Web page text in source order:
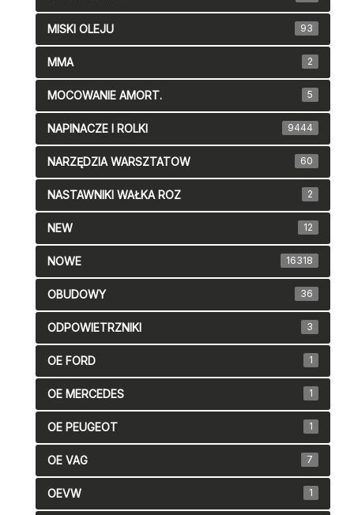
MISKI OLEJU 93
MMA 2
MOCOWANIE AMORT. 5
NAPINACZE I ROLKI 9444
NARZĘDZIA WARSZTATOW 60
NASTAWNIKI WAŁKA ROZ 2
NEW 12
NOWE 16318
OBUDOWY 36
ODPOWIETRZNIKI 3
OE FORD 1
OE MERCEDES 1
OE PEUGEOT 1
OE VAG 7
OEVW 1